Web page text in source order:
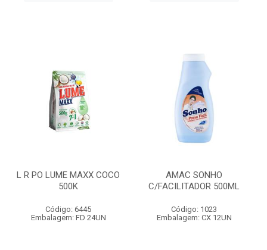
L R PO LUME MAXX COCO
500K
Código: 6445
Embalagem: FD 24UN
AMAC SONHO
C/FACILITADOR 500ML
Código: 1023
Embalagem: CX 12UN